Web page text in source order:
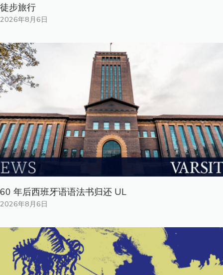
徒步旅行
2026年8月6日
60 年后西班牙语语法书归还 UL
2026年8月6日